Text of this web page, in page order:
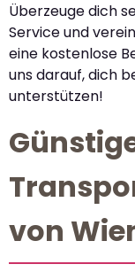
Überzeuge dich
Service und
eine kostenlose
uns darauf, dich
unterstützen!
von